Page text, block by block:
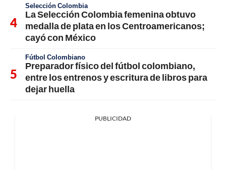
Selección Colombia
La Selección Colombia femenina obtuvo
medalla de plata en los Centroamericanos;
cayó con México
Fútbol Colombiano
Preparador físico del fútbol colombiano,
entre los entrenos y escritura de libros para
dejar huella
PUBLICIDAD